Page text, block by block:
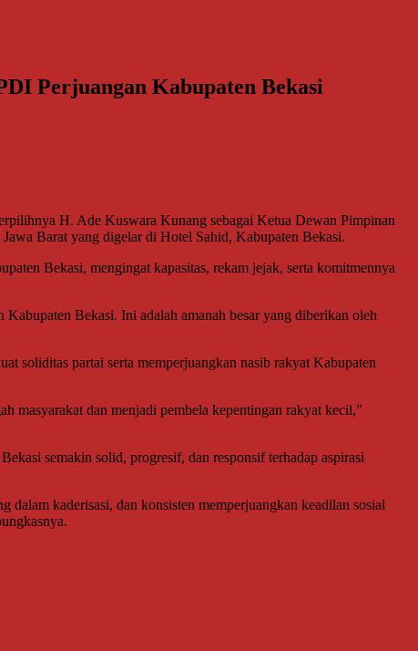
Perjuangan Kabupaten Bekasi
H. Ade Kuswara Kunang sebagai Ketua Dewan Pimpinan
Barat yang digelar di Hotel Sahid, Kabupaten Bekasi.
Bekasi, mengingat kapasitas, rekam jejak, serta komitmennya
Bekasi. Ini adalah amanah besar yang diberikan oleh
soliditas partai serta memperjuangkan nasib rakyat Kabupaten
masyarakat dan menjadi pembela kepentingan rakyat kecil,”
semakin solid, progresif, dan responsif terhadap aspirasi
kaderisasi, dan konsisten memperjuangkan keadilan sosial